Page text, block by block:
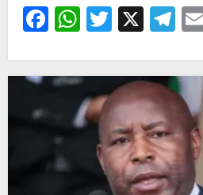
Facebook
Twitter
X